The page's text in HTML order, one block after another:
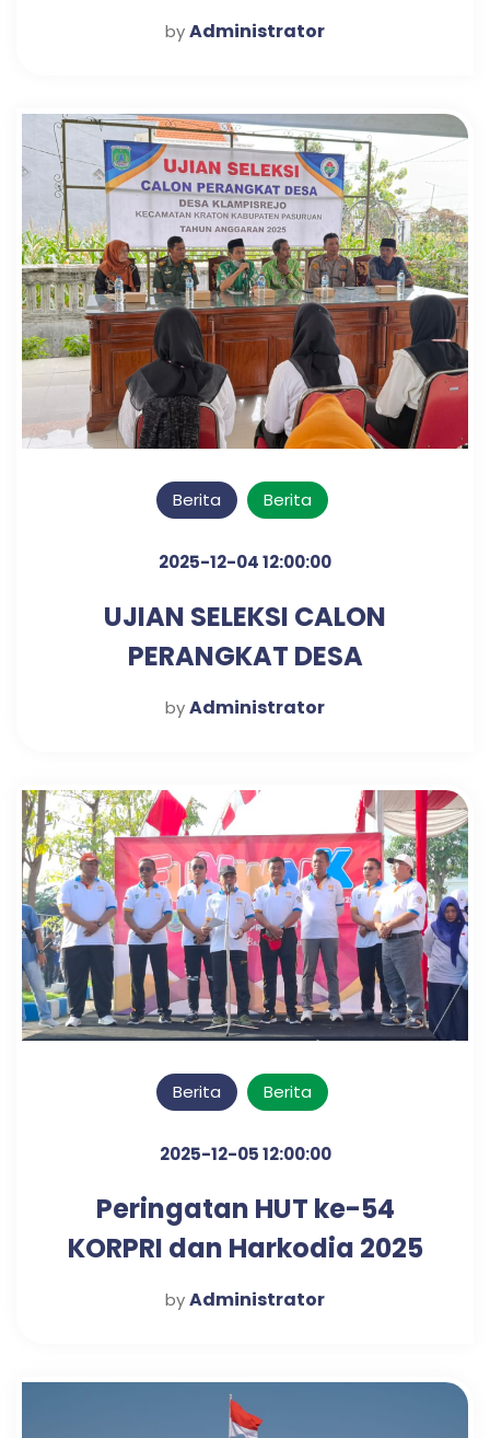
byAdministrator
Berita Berita
2025-12-04 12:00:00
UJIAN SELEKSI CALON
PERANGKAT DESA
KLAMPISREJO
byAdministrator
Berita Berita
2025-12-05 12:00:00
Peringatan HUT ke-54
KORPRI dan Harkodia 2025
Kabupaten Pasuruan
byAdministrator